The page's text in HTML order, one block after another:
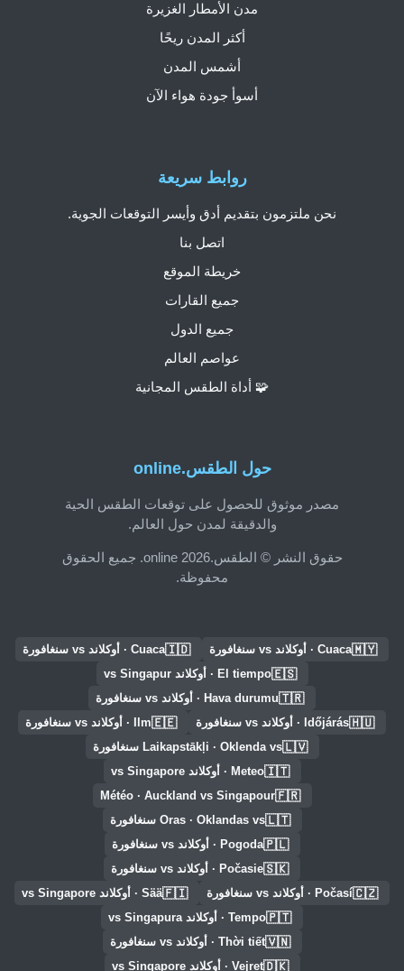
حول الطقس.online
مصدر موثوق للحصول على توقعات الطقس الحية
والدقيقة لمدن حول العالم.
حقوق النشر © الطقس.online 2026. جميع الحقوق
محفوظة.
روابط سريعة
نحن ملتزمون بتقديم أدق وأيسر التوقعات الجوية.
اتصل بنا
خريطة الموقع
جميع القارات
جميع الدول
عواصم العالم
🧩 أداة الطقس المجانية
مدن الأمطار الغزيرة
أكثر المدن ريحًا
أشمس المدن
أسوأ جودة هواء الآن
🇲🇾Cuaca · أوكلاند vs سنغافورة 🇮🇩Cuaca · أوكلاند vs سنغافورة
🇪🇸El tiempo · أوكلاند vs Singapur
🇹🇷Hava durumu · أوكلاند vs سنغافورة
🇭🇺Időjárás · أوكلاند vs سنغافورة 🇪🇪Ilm · أوكلاند vs سنغافورة
🇱🇻Laikapstākļi · Oklenda vs سنغافورة
🇮🇹Meteo · أوكلاند vs Singapore
🇫🇷
Météo · Auckland vs Singapour
🇱🇹Oras · Oklandas vs سنغافورة
🇵🇱Pogoda · أوكلاند vs سنغافورة
🇸🇰Počasie · أوكلاند vs سنغافورة
🇨🇿Počasí · أوكلاند vs سنغافورة 🇫🇮Sää · أوكلاند vs Singapore
🇵🇹Tempo · أوكلاند vs Singapura
🇻🇳Thời tiết · أوكلاند vs سنغافورة
🇩🇰Vejret · أوكلاند vs Singapore